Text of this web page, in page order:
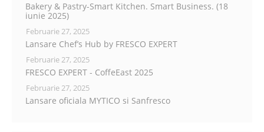
Bakery & Pastry-Smart Kitchen. Smart Business. (18
iunie 2025)
Februarie 27, 2025
Lansare Chef’s Hub by FRESCO EXPERT
Februarie 27, 2025
FRESCO EXPERT - CoffeEast 2025
Februarie 27, 2025
Lansare oficiala MYTICO si Sanfresco